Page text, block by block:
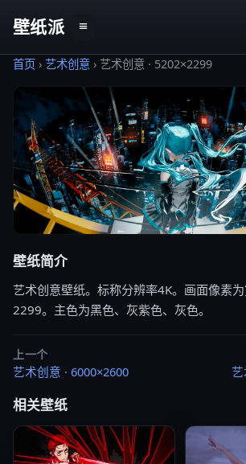
壁纸派 ≡
首页 › 艺术创意 › 艺术创意 · 5202×2299
壁纸简介
艺术创意壁纸。标称分辨率4K。画面像素
2299。主色为黑色、灰紫色、灰色。
上一个
艺术创意 · 6000×2600 艺
相关壁纸